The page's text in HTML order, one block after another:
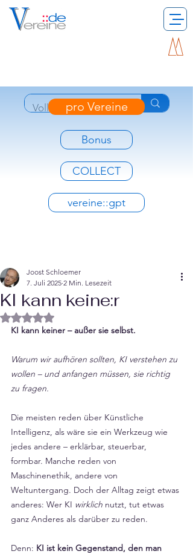
pro Vereine
Bonus
COLLECT
vereine::gpt
KI kann keine:r
Joost Schloemer
7. Juli 2025 2 Min. Lesezeit
Mit NaN von 5 Sternen bewertet.
KI kann keiner – außer sie selbst.
Warum wir aufhören sollten, KI verstehen zu
wollen – und anfangen müssen, sie richtig
zu fragen.
Die meisten reden über Künstliche
Intelligenz, als wäre sie ein Werkzeug wie
jedes andere – erklärbar, steuerbar,
formbar. Manche reden von
Maschinenethik, andere von
Weltuntergang. Doch der Alltag zeigt etwas
anderes: Wer KI wirklich nutzt, tut etwas
ganz Anderes als darüber zu reden.
Denn: KI ist kein Gegenstand, den man